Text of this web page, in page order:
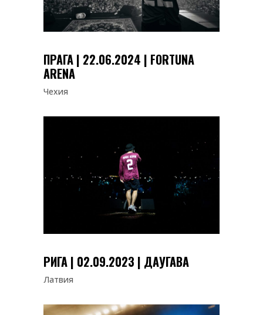
ПРАГА | 22.06.2024 | FORTUNA
ARENA
Чехия
РИГА | 02.09.2023 | ДАУГАВА
Латвия